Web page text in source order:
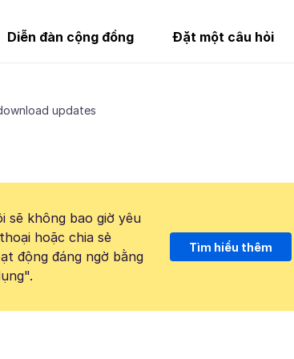
Diễn đàn cộng đồng Đặt một câu hỏi
updates
sẽ không bao giờ yêu
hoặc chia sẻ
động đáng ngờ bằng
Tìm hiểu thêm